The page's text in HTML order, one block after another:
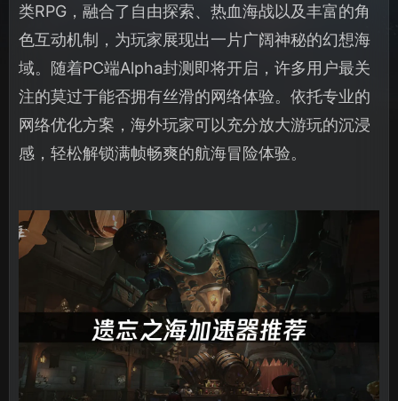
类RPG，融合了自由探索、热血海战以及丰富的角
色互动机制，为玩家展现出一片广阔神秘的幻想海
域。随着PC端Alpha封测即将开启，许多用户最关
注的莫过于能否拥有丝滑的网络体验。依托专业的
网络优化方案，海外玩家可以充分放大游玩的沉浸
感，轻松解锁满帧畅爽的航海冒险体验。